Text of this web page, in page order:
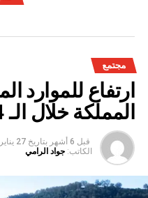
مجتمع
ارتفاع للموارد
المملكة خلال الـ 24 ساعة الماضية
قبل 6 أشهر بتاريخ 27 يناير 2026
الكاتب: جواد الرامي